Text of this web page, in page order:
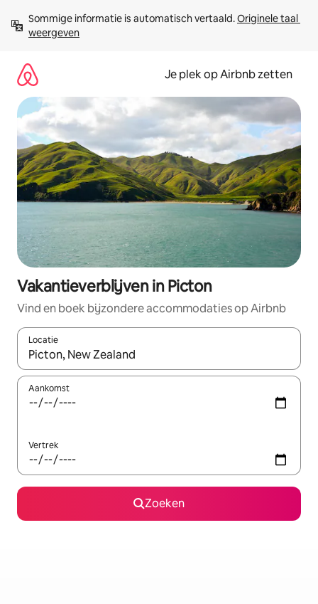
direct
naar
Sommige informatie is automatisch vertaald. Originele taal
weergeven
Je plek op Airbnb zetten
Vakantieverblijven in Picton
Vind en boek bijzondere accommodaties op Airbnb
Locatie
Wanneer er resultaten beschikbaar zijn, maak je een keuze
Aankomst
Vertrek
Zoeken